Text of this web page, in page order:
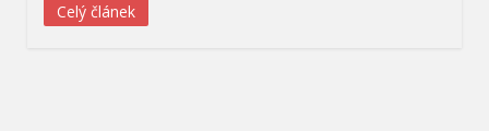
Celý článek